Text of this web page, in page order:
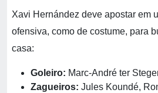
Xavi Hernández deve apostar em
ofensiva, como de costume, para
casa:
Goleiro: Marc-André ter
Zagueiros: Jules Koundé,